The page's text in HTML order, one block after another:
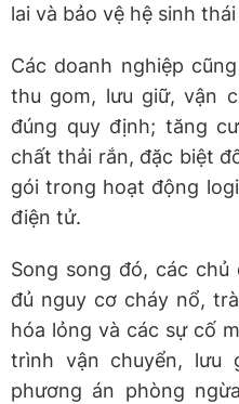
lai và bảo vệ hệ sinh
Các doanh nghiệp
thu gom, lưu giữ, vận
đúng quy định; tăng
chất thải rắn, đặc biệt
gói trong hoạt động
điện tử.
Song song đó, các
đủ nguy cơ cháy nổ,
hóa lỏng và các sự cố
trình vận chuyển, lưu
phương án phòng